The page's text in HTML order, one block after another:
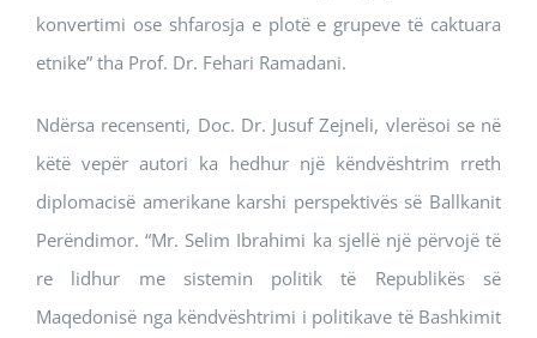
konvertimi ose shfarosja e plotë e grupeve të caktuara
etnike” tha Prof. Dr. Fehari Ramadani.
Ndërsa recensenti, Doc. Dr. Jusuf Zejneli, vlerësoi se në
këtë vepër autori ka hedhur një këndvështrim rreth
diplomacisë amerikane karshi perspektivës së Ballkanit
Perëndimor. “Mr. Selim Ibrahimi ka sjellë një përvojë të
re lidhur me sistemin politik të Republikës së
Maqedonisë nga këndvështrimi i politikave të Bashkimit